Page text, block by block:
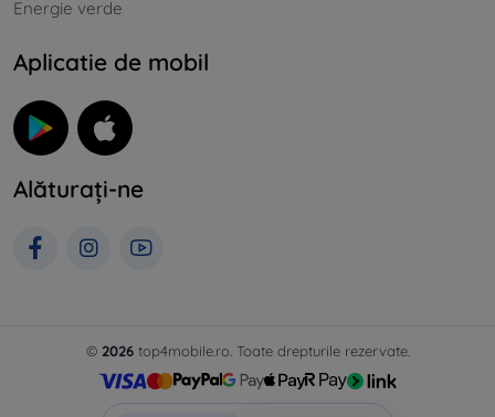
Energie verde
Aplicatie de mobil
Alăturați-ne
© 2026top4mobile.ro. Toate drepturile rezervate.